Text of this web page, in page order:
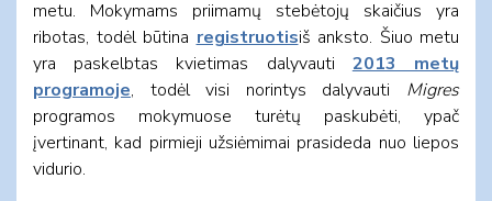
metu. Mokymams priimamų stebėtojų skaičius yra
ribotas, todėl būtina registruotisiš anksto. Šiuo metu
yra paskelbtas kvietimas dalyvauti 2013 metų
programoje, todėl visi norintys dalyvauti Migres
programos mokymuose turėtų paskubėti, ypač
įvertinant, kad pirmieji užsiėmimai prasideda nuo liepos
vidurio.